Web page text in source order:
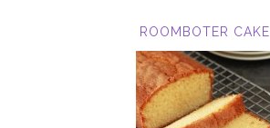
ROOMBOTER CAKE